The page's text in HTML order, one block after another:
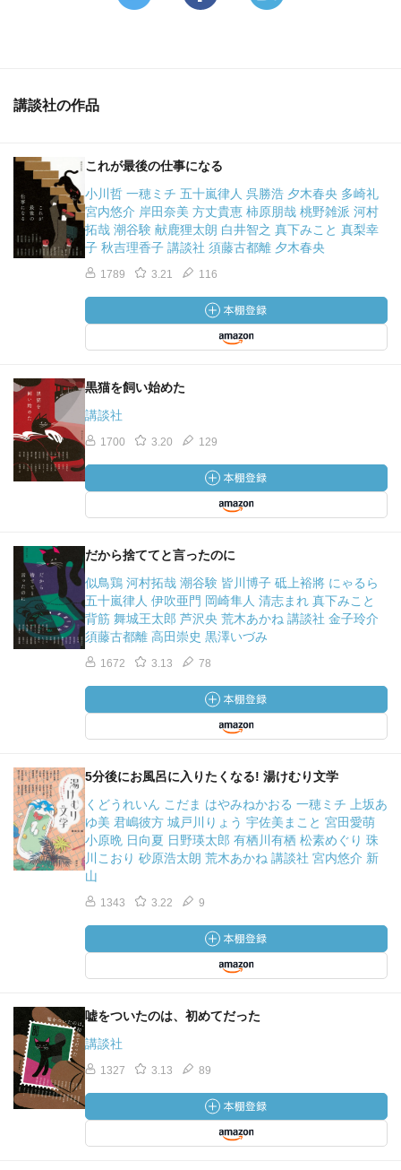
講談社の作品
これが最後の仕事になる
小川哲 一穂ミチ 五十嵐律人 呉勝浩 夕木春央 多崎礼
宮内悠介 岸田奈美 方丈貴恵 柿原朋哉 桃野雑派 河村
拓哉 潮谷験 献鹿狸太朗 白井智之 真下みこと 真梨幸
子 秋吉理香子 講談社 須藤古都離 夕木春央
1789 3.21 116
黒猫を飼い始めた
講談社
1700 3.20 129
だから捨ててと言ったのに
似鳥鶏 河村拓哉 潮谷験 皆川博子 砥上裕將 にゃるら
五十嵐律人 伊吹亜門 岡崎隼人 清志まれ 真下みこと
背筋 舞城王太郎 芦沢央 荒木あかね 講談社 金子玲介
須藤古都離 高田崇史 黒澤いづみ
1672 3.13 78
5分後にお風呂に入りたくなる! 湯けむり文学
くどうれいん こだま はやみねかおる 一穂ミチ 上坂あ
ゆ美 君嶋彼方 城戸川りょう 宇佐美まこと 宮田愛萌
小原晩 日向夏 日野瑛太郎 有栖川有栖 松素めぐり 珠
川こおり 砂原浩太朗 荒木あかね 講談社 宮内悠介 新
山
1343 3.22 9
嘘をついたのは、初めてだった
講談社
1327 3.13 89